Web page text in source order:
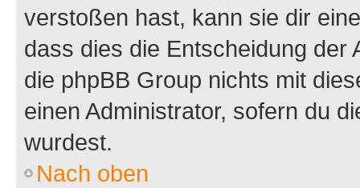
verstoßen hast, kann sie dir
dass dies die Entscheidung der
die phpBB Group nichts mit
einen Administrator, sofern du
wurdest.
Nach oben